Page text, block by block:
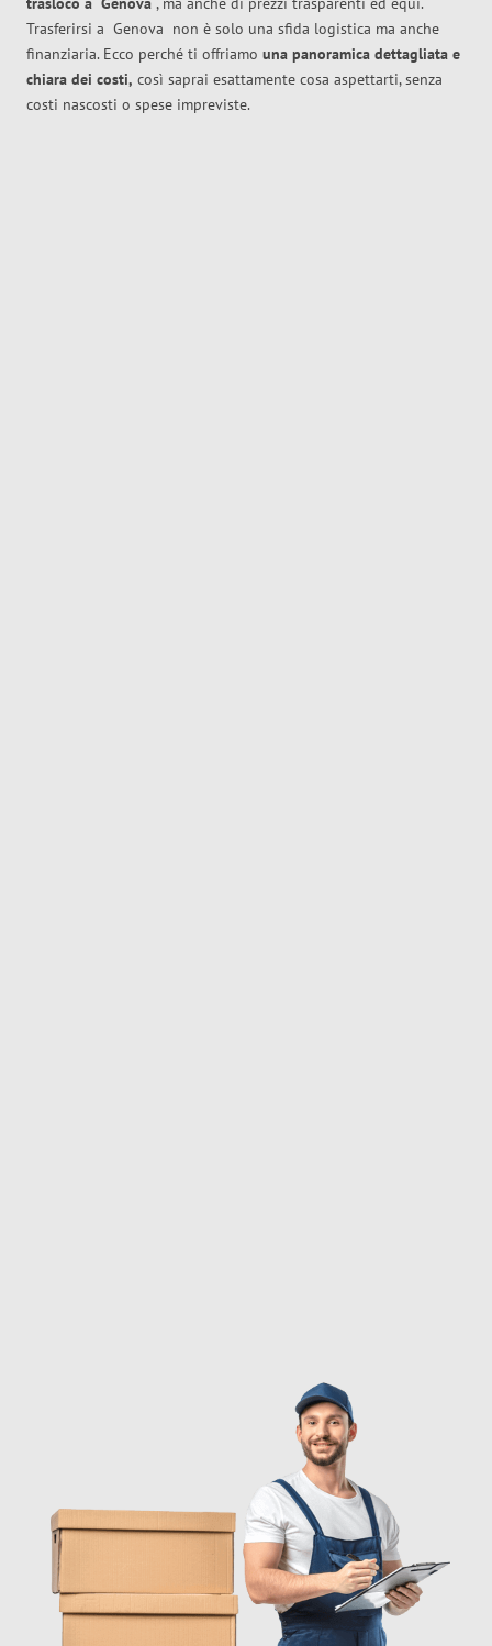
Trasferirsi a Genova non è solo una sfida logistica ma anche
finanziaria. Ecco perché ti offriamo una panoramica dettagliata e
chiara dei costi, così saprai esattamente cosa aspettarti, senza
costi nascosti o spese impreviste.